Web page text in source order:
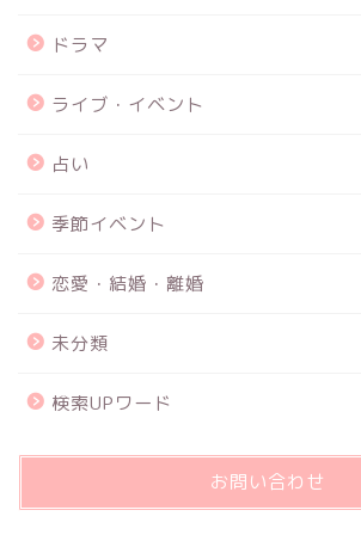
ドラマ
ライブ・イベント
占い
季節イベント
恋愛・結婚・離婚
未分類
検索UPワード
お問い合わせ